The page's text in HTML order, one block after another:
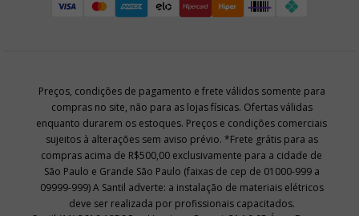
Preços, condições de pagamento e frete válidos somente para
compras no site, não para as lojas físicas. Ofertas válidas
enquanto durarem os estoques. Preços e condições comerciais
sujeitos à alterações sem aviso prévio. *Frete grátis para as
compras acima de R$500,00 exclusivamente para a cidade de
São Paulo e Grande São Paulo (faixas de cep de 01000-999 a
09999-999) A Santil adverte: a instalação de materiais elétricos
deve ser realizada por profissionais capacitados.